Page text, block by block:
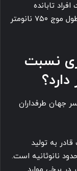
تابانده
می‌شود. این انرژی به صورت یک نور لیزر با طول موج ۷۵۰ نانومتر
نسبت
جهان طرفداران
به تولید
نانوثانیه است.